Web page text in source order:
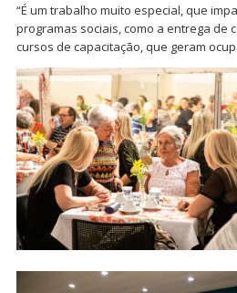
“É um trabalho muito especial, que
programas sociais, como a entrega de
cursos de capacitação, que geram